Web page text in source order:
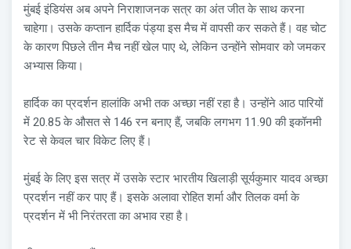
मुंबई इंडियंस अब अपने निराशाजनक सत्र का अंत जीत के साथ करना
चाहेगा। उसके कप्तान हार्दिक पंड्या इस मैच में वापसी कर सकते हैं। वह चोट
के कारण पिछले तीन मैच नहीं खेल पाए थे, लेकिन उन्होंने सोमवार को जमकर
अभ्यास किया।
हार्दिक का प्रदर्शन हालांकि अभी तक अच्छा नहीं रहा है। उन्होंने आठ पारियों
में 20.85 के औसत से 146 रन बनाए हैं, जबकि लगभग 11.90 की इकॉनमी
रेट से केवल चार विकेट लिए हैं।
मुंबई के लिए इस सत्र में उसके स्टार भारतीय खिलाड़ी सूर्यकुमार यादव अच्छा
प्रदर्शन नहीं कर पाए हैं। इसके अलावा रोहित शर्मा और तिलक वर्मा के
प्रदर्शन में भी निरंतरता का अभाव रहा है।